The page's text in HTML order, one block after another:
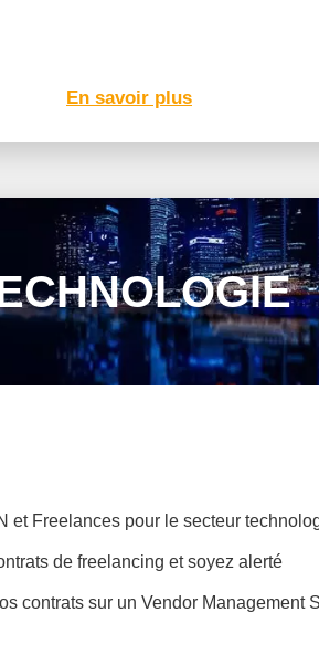
En savoir plus
et Freelances pour le secteur
de freelancing et soyez alerté
contrats sur un Vendor Management